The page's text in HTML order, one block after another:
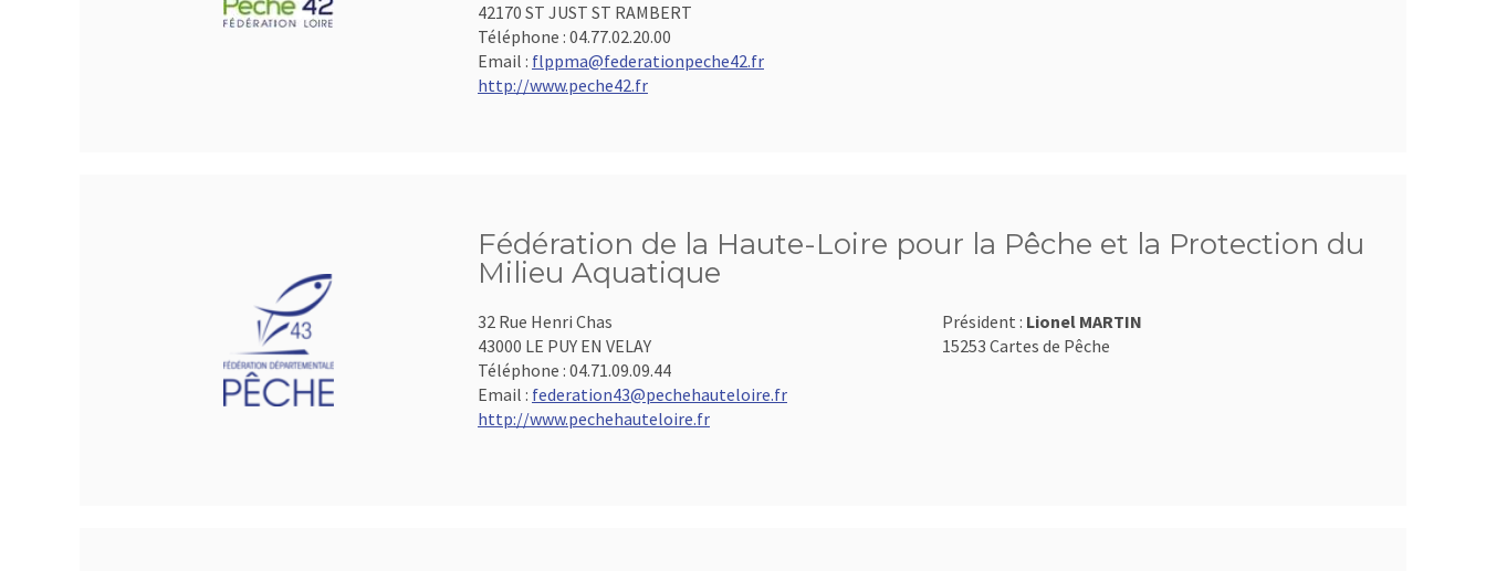
42170 ST JUST ST RAMBERT
Téléphone : 04.77.02.20.00
Email : flppma@federationpeche42.fr
http://www.peche42.fr
Fédération de la Haute-Loire pour la Pêche et la Protection du
Milieu Aquatique
32 Rue Henri Chas
43000 LE PUY EN VELAY
Téléphone : 04.71.09.09.44
Email : federation43@pechehauteloire.fr
http://www.pechehauteloire.fr
Président : Lionel MARTIN
15253 Cartes de Pêche